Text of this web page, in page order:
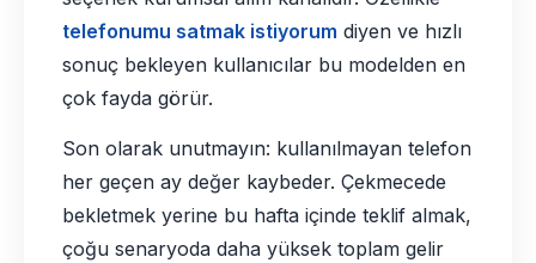
telefonumu satmak istiyorum diyen ve hızlı
sonuç bekleyen kullanıcılar bu modelden en
çok fayda görür.
Son olarak unutmayın: kullanılmayan telefon
her geçen ay değer kaybeder. Çekmecede
bekletmek yerine bu hafta içinde teklif almak,
çoğu senaryoda daha yüksek toplam gelir